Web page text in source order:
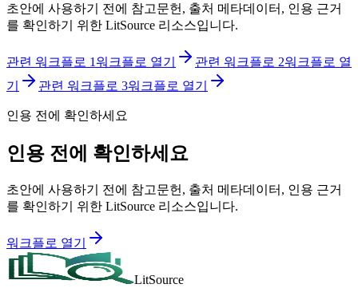
초안에 사용하기 전에 참고문헌, 출처 메타데이터, 인용 근거
를 확인하기 위한 LitSource 리소스입니다.
관련 워크플로 1워크플로 열기 관련 워크플로 2워크플로 열
기
관련 워크플로 3워크플로 열기
인용 전에 확인하세요
인용 전에 확인하세요
초안에 사용하기 전에 참고문헌, 출처 메타데이터, 인용 근거
를 확인하기 위한 LitSource 리소스입니다.
워크플로 열기
LitSource